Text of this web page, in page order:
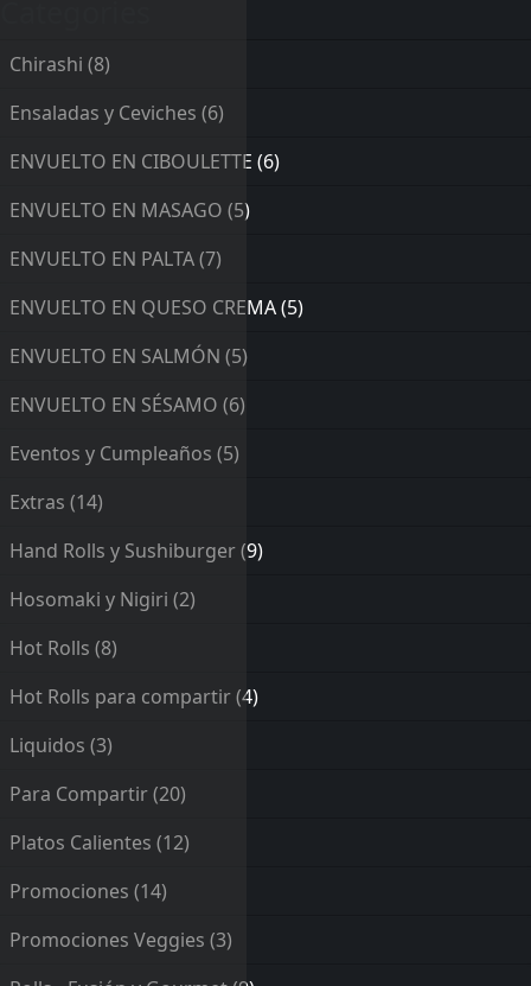
Chirashi (8)
Ensaladas y Ceviches (6)
ENVUELTO EN CIBOULETTE (6)
ENVUELTO EN MASAGO (5)
ENVUELTO EN PALTA(7)
ENVUELTO EN QUESO CREMA(5)
ENVUELTO EN SALMÓN (5)
ENVUELTO EN SÉSAMO (6)
Eventos y Cumpleaños (5)
Extras (14)
Hand Rolls y Sushiburger(9)
Hosomaki y Nigiri (2)
Hot Rolls (8)
Hot Rolls para compartir(4)
Liquidos (3)
Para Compartir(20)
Platos Calientes (12)
Promociones (14)
Promociones Veggies (3)